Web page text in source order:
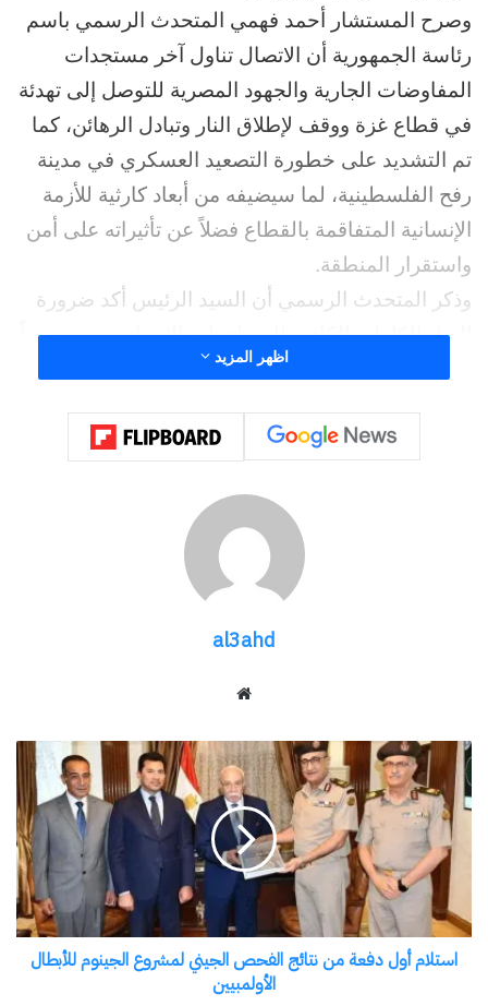
وصرح المستشار أحمد فهمي المتحدث الرسمي باسم
رئاسة الجمهورية أن الاتصال تناول آخر مستجدات
المفاوضات الجارية والجهود المصرية للتوصل إلى تهدئة
في قطاع غزة ووقف لإطلاق النار وتبادل الرهائن، كما
تم التشديد على خطورة التصعيد العسكري في مدينة
رفح الفلسطينية، لما سيضيفه من أبعاد كارثية للأزمة
الإنسانية المتفاقمة بالقطاع فضلاً عن تأثيراته على أمن
واستقرار المنطقة.
وذكر المتحدث الرسمي أن السيد الرئيس أكد ضرورة
النفاذ الكامل والكافي للمساعدات الإنسانية، مستعرضاً
الجهود المصرية المكثفة في هذا الصدد، كما أكد
وجددا تأكيد أهمية حل الدولتين باعتباره سبيل تحقيق
هذا، وقد تم خلال الاتصال تأكيد الشراكة الاستراتيجية
بين مصر والولايات المتحدة، ومواصلة العمل المشترك
لتعزيز علاقات التعاون الثنائي على شتى الأصعدة.
مرتبط
اظهر المزيد
al3ahd
استلام
أول
دفعة
من
نتائج
الفحص
الجيني
الجينوم
استلام أول دفعة من نتائج الفحص الجيني لمشروع الجينوم للأبطال
الأولمبيين